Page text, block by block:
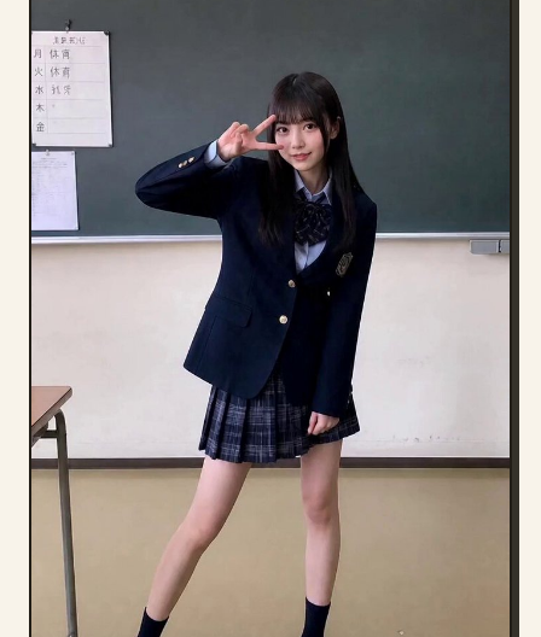
ราคา
ดาวน์โหลด
บล็อก